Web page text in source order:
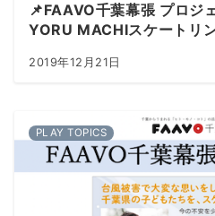
📌FAAVO千葉幕張 プロジ
YORU MACHIスケートリ
2019年12月21日
PLAY TOPICS